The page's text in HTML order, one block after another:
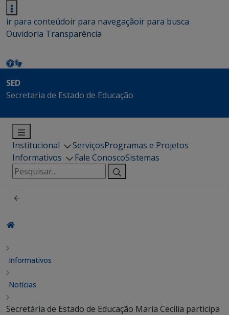
ir para conteúdoir para navegaçãoir para busca
Ouvidoria Transparência
SED
Secretaria de Estado de Educação
Institucional ServiçosProgramas e Projetos
Informativos
Fale ConoscoSistemas
Pesquisar
por:
Informativos
Notícias
Secretária de Estado de Educação Maria Cecilia participa